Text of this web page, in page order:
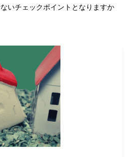
いチェックポイントとなりますか